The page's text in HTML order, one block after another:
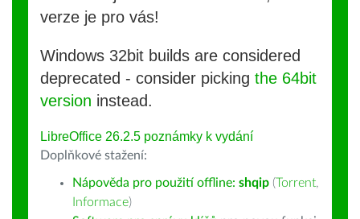
verze je pro vás!
Windows 32bit builds are considered
deprecated - consider picking the 64bit
version instead.
LibreOffice 26.2.5 poznámky k vydání
Doplňkové stažení:
Nápověda pro použití offline: shqip (Torrent,
Informace)